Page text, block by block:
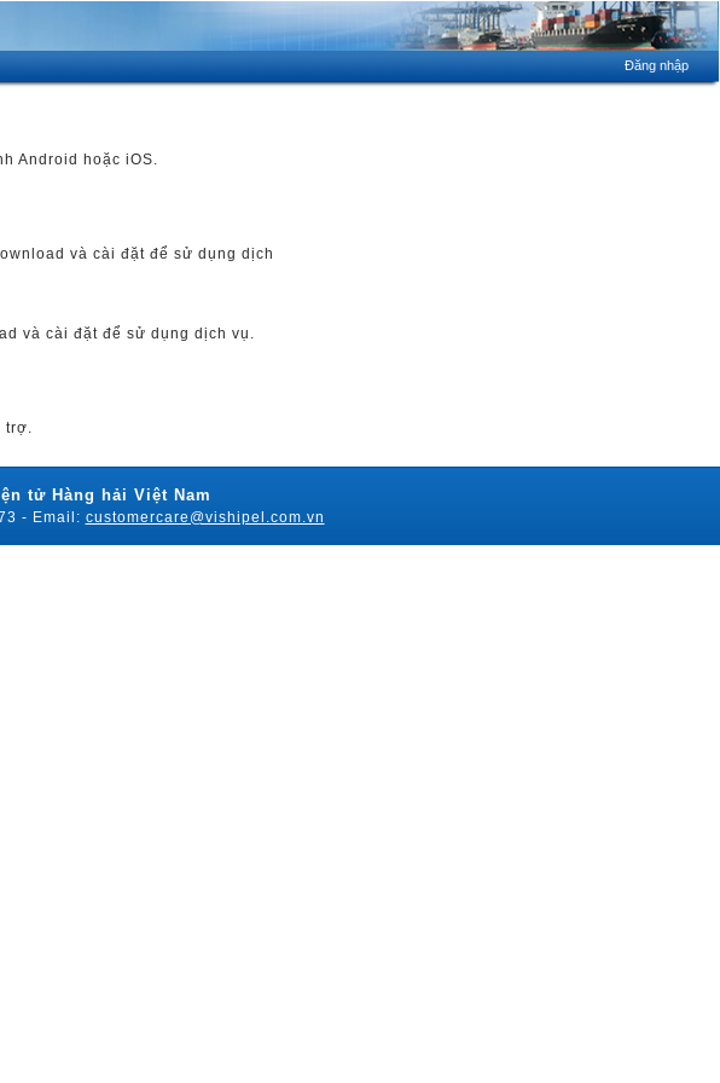
Android hoặc iOS.
và cài đặt để sử dụng dịch
và cài đặt để sử dụng dịch vụ.
trợ.
tử Hàng hải Việt Nam
- Email: customercare@vishipel.com.vn
Đăng nhập